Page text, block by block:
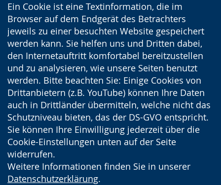
Ein Cookie ist eine Textinformation, die im
Browser auf dem Endgerät des Betrachters
jeweils zu einer besuchten Website gespeichert
werden kann. Sie helfen uns und Dritten dabei,
den Internetauftritt komfortabel bereitzustellen
und zu analysieren, wie unsere Seiten benutzt
werden. Bitte beachten Sie: Einige Cookies von
Drittanbietern (z.B. YouTube) können Ihre Daten
auch in Drittländer übermitteln, welche nicht das
Schutzniveau bieten, das der DS-GVO entspricht.
Sie können Ihre Einwilligung jederzeit über die
Cookie-Einstellungen unten auf der Seite
widerrufen.
Weitere Informationen finden Sie in unserer
Datenschutzerklärung.